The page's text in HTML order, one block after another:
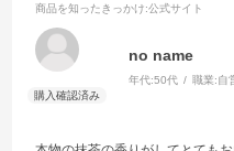
商品を知ったきっかけ:公式サイト
no name
年代:50代 職業:自